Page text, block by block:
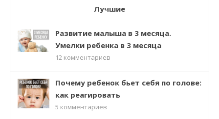
Лучшие
Развитие малыша в 3 месяца.
Умелки ребенка в 3 месяца
12 комментариев
Почему ребенок бьет себя по голове:
как реагировать
5 комментариев